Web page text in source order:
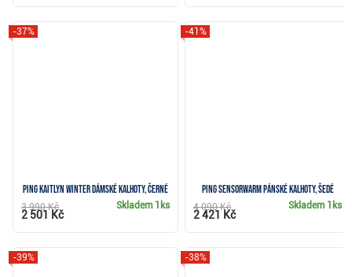
Ping Kaitlyn winter dámské kalhoty, černé
-37%
Skladem 1ks
3 990 Kč
2 501 Kč
Ping SensorWarm pánské kalhoty, šedé
-41%
Skladem 1ks
4 090 Kč
2 421 Kč
-39% -38%